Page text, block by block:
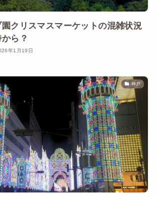
クリスマスマーケットの混雑状況
ら？
年1月19日
神戸